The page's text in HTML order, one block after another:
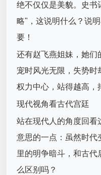
绝不仅仅是美貌。史书
略"，这说明什么？说
要！
还有赵飞燕姐妹，她们
宠时风光无限，失势时
权力中心，站得越高，
现代视角看古代宫廷
站在现代人的角度回看
意思的一点：虽然时代
里的明争暗斗，和古代
么区别吗？